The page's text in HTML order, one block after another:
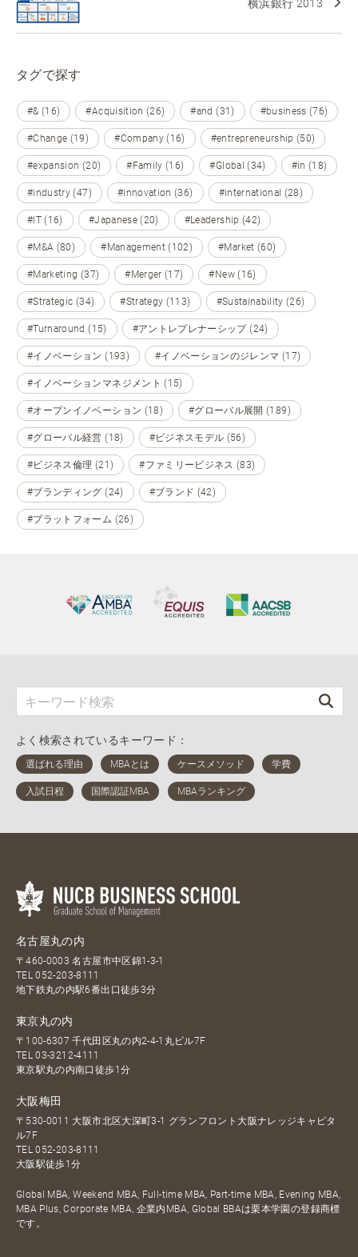
横浜銀行 2013
タグで探す
#& (16) #Acquisition (26) #and (31) #business (76)
#Change (19) #Company (16) #entrepreneurship (50)
#expansion (20) #Family (16) #Global (34) #in (18)
#industry (47) #innovation (36) #international (28)
#IT (16) #Japanese (20) #Leadership (42)
#M&A (80) #Management (102) #Market (60)
#Marketing (37) #Merger (17) #New (16)
#Strategic (34) #Strategy (113) #Sustainability (26)
#Turnaround (15) #アントレプレナーシップ (24)
#イノベーション (193) #イノベーションのジレンマ (17)
#イノベーションマネジメント (15)
#オープンイノベーション (18) #グローバル展開 (189)
#グローバル経営 (18) #ビジネスモデル (56)
#ビジネス倫理 (21) #ファミリービジネス (83)
#ブランディング (24) #ブランド (42)
#プラットフォーム (26)
よく検索されているキーワード：
名古屋丸の内
〒460-0003 名古屋市中区錦1-3-1
TEL052-203-8111
地下鉄丸の内駅6番出口徒歩3分
東京丸の内
〒100-6307 千代田区丸の内2-4-1丸ビル7F
TEL03-3212-4111
東京駅丸の内南口徒歩1分
大阪梅田
〒530-0011 大阪市北区大深町3-1 グランフロント大阪ナレッジキャピタ
ル7F
TEL052-203-8111
大阪駅徒歩1分
Global MBA, Weekend MBA, Full-time MBA, Part-time MBA, Evening MBA,
MBA Plus, Corporate MBA, 企業内MBA, Global BBAは栗本学園の登録商標
です。